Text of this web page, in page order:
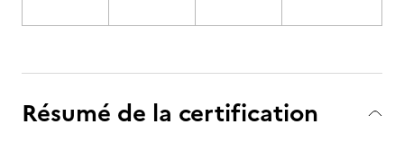
Résumé de la certification